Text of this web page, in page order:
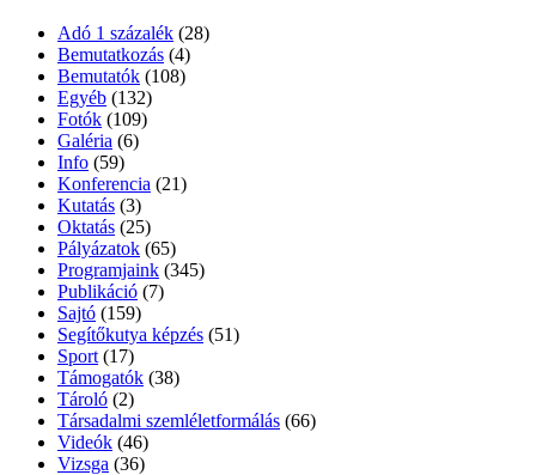
Adó 1 százalék (28)
Bemutatkozás (4)
Bemutatók (108)
Egyéb (132)
Fotók (109)
Galéria (6)
Info (59)
Konferencia (21)
Kutatás (3)
Oktatás (25)
Pályázatok (65)
Programjaink (345)
Publikáció (7)
Sajtó (159)
Segítőkutya képzés (51)
Sport (17)
Támogatók (38)
Tároló (2)
Társadalmi szemléletformálás (66)
Videók (46)
Vizsga (36)